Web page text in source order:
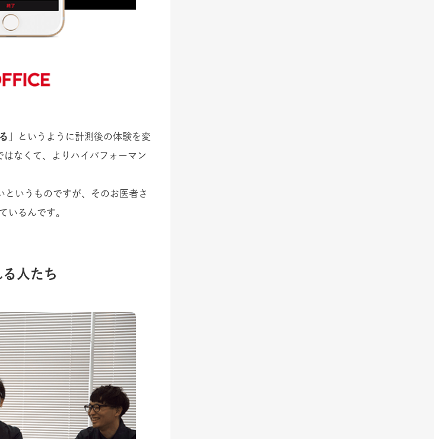
」というように計測後の体験を変
なくて、よりハイパフォーマン
いうものですが、そのお医者さ
いるんです。
人たち